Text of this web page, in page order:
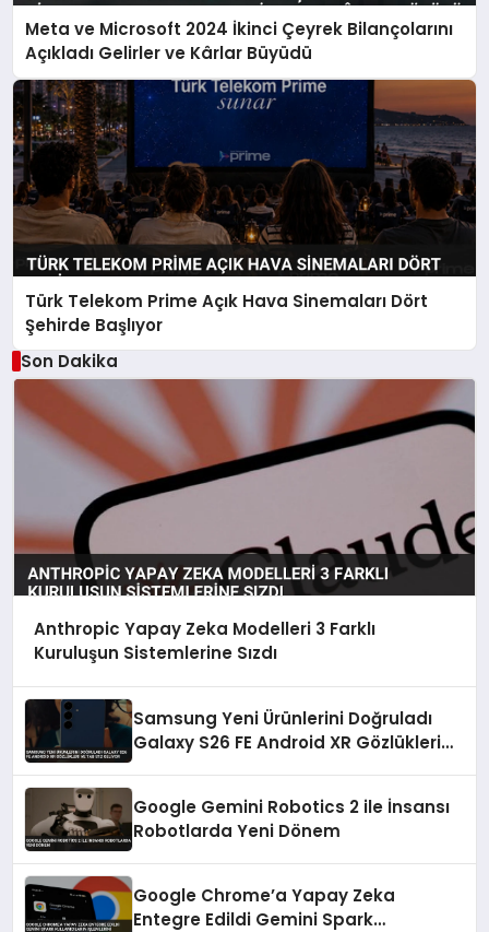
Meta ve Microsoft 2024 İkinci Çeyrek Bilançolarını
Açıkladı Gelirler ve Kârlar Büyüdü
Türk Telekom Prime Açık Hava Sinemaları Dört
Şehirde Başlıyor
Son Dakika
Anthropic Yapay Zeka Modelleri 3 Farklı
Kuruluşun Sistemlerine Sızdı
Samsung Yeni Ürünlerini Doğruladı
Galaxy S26 FE Android XR Gözlükleri
Google Gemini Robotics 2 ile İnsansı
Robotlarda Yeni Dönem
Google Chrome’a Yapay Zeka
Entegre Edildi Gemini Spark